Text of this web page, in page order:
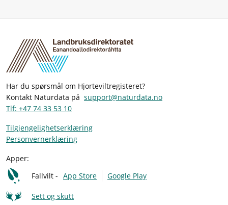
Har du spørsmål om Hjorteviltregisteret?
Kontakt Naturdata på support@naturdata.no
Tlf: +47 74 33 53 10
Tilgjengelighetserklæring
Personvernerklæring
Apper:
Fallvilt - App Store Google Play
Sett og skutt